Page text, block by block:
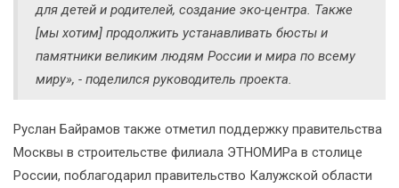
для детей и родителей, создание эко-центра. Также
[мы хотим] продолжить устанавливать бюсты и
памятники великим людям России и мира по всему
миру», - поделился руководитель проекта.
Руслан Байрамов также отметил поддержку правительства
Москвы в строительстве филиала ЭТНОМИРа в столице
России, поблагодарил правительство Калужской области